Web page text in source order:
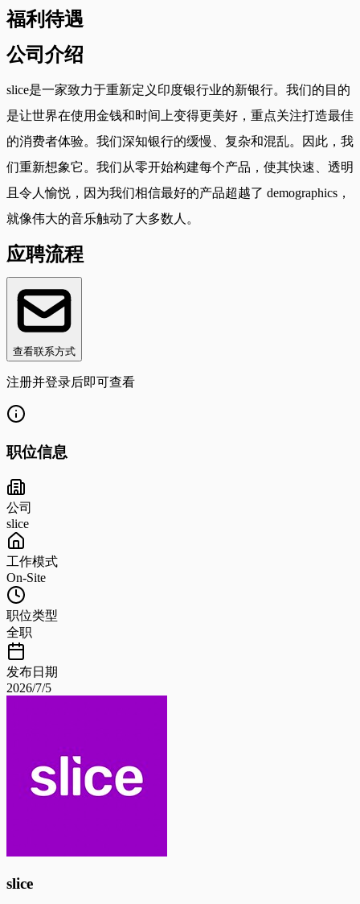
福利待遇
公司介绍
slice是一家致力于重新定义印度银行业的新银行。我们的目的
是让世界在使用金钱和时间上变得更美好，重点关注打造最佳
的消费者体验。我们深知银行的缓慢、复杂和混乱。因此，我
们重新想象它。我们从零开始构建每个产品，使其快速、透明
且令人愉悦，因为我们相信最好的产品超越了 demographics，
就像伟大的音乐触动了大多数人。
应聘流程
查看联系方式
注册并登录后即可查看
职位信息
公司
slice
工作模式
On-Site
职位类型
全职
发布日期
2026/7/5
slice